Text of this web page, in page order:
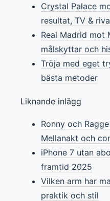
Crystal Palace
resultat, TV &
Real Madrid mot
målskyttar och
Tröja med eget
bästa metoder
Liknande inlägg
Ronny och
Mellanakt och
iPhone 7 utan
framtid 2025
Vilken arm har
praktik och stil